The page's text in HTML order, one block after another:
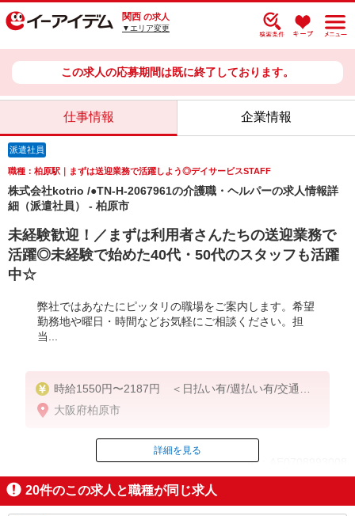
関西 の求人
▼エリア変更
この求人の応募期間は既に終了しております。
仕事情報 企業情報
派遣社員
職種：柏原駅｜まずは送迎業務で活躍しよう◎デイサービスSTAFF
株式会社kotrio /●TN-H-2067961の介護職・ヘルパーの求人情報詳
細（派遣社員） - 柏原市
未経験歓迎！／まずは利用者さんたちの送迎業務で
活躍◎未経験で始めた40代・50代のスタッフも活躍
中☆
弊社ではあなたにピッタリの職場をご案内します。希望
勤務地や曜日・時間などお気軽にご相談ください。担
当...
時給1550円〜2187円 ＜日払い有/週払い有/交通費
全支給(ガソリン代含む)＞
大阪府柏原市
ID：AE0708993008
掲載期間終了
詳細を見る
20件のこの求人と職種が同じ求人